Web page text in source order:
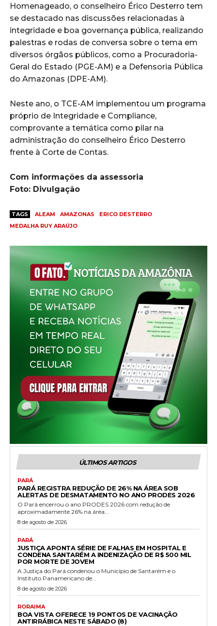
Homenageado, o conselheiro Érico Desterro tem
se destacado nas discussões relacionadas à
integridade e boa governança pública, realizando
palestras e rodas de conversa sobre o tema em
diversos órgãos públicos, como a Procuradoria-
Geral do Estado (PGE-AM) e a Defensoria Pública
do Amazonas (DPE-AM).
Neste ano, o TCE-AM implementou um programa
próprio de Integridade e Compliance,
comprovante a temática como pilar na
administração do conselheiro Érico Desterro
frente à Corte de Contas.
Com informações da assessoria
Foto: Divulgação
TAGS ALEAM AMAZONAS
ERICO DESTERRO
MEDALHA RUY ARAÚJO
ÚLTIMOS ARTIGOS
PARÁ
PARÁ REGISTRA REDUÇÃO DE 26% NA ÁREA SOB
ALERTAS DE DESMATAMENTO NO ANO PRODES 2026
O Pará encerrou o ano PRODES 2026 com redução de
aproximadamente 26% na área...
8 de agosto de 2026
PARÁ
JUSTIÇA APONTA SÉRIE DE FALHAS EM HOSPITAL E
CONDENA SANTARÉM A INDENIZAÇÃO DE R$ 500 MIL
POR MORTE DE JOVEM
A Justiça do Pará condenou o Município de Santarém e o
Instituto Panamericano de...
8 de agosto de 2026
RORAIMA
BOA VISTA OFERECE 19 PONTOS DE VACINAÇÃO
ANTIRRÁBICA NESTE SÁBADO (8)